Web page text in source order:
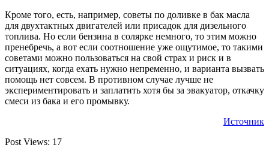
Кроме того, есть, например, советы по доливке в бак масла
для двухтактных двигателей или присадок для дизельного
топлива. Но если бензина в солярке немного, то этим можно
пренебречь, а вот если соотношение уже ощутимое, то такими
советами можно пользоваться на свой страх и риск и в
ситуациях, когда ехать нужно непременно, и варианта вызвать
помощь нет совсем. В противном случае лучше не
экспериментировать и заплатить хотя бы за эвакуатор, откачку
смеси из бака и его промывку.
Источник
Post Views: 17